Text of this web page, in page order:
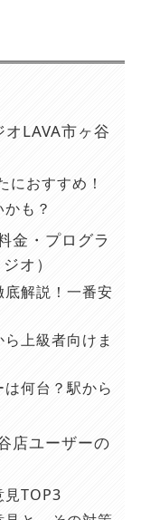
LAVA市ヶ谷
におすすめ！
も？
金・プログラ
オ）
底解説！一番安
ら上級者向けま
は何台？駅から
店ユーザーの
見TOP3